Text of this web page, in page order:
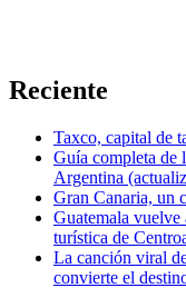
Reciente
Taxco, capital de
Guía completa de
Argentina
Gran Canaria, un
Guatemala
turística de
La canción viral
convierte el